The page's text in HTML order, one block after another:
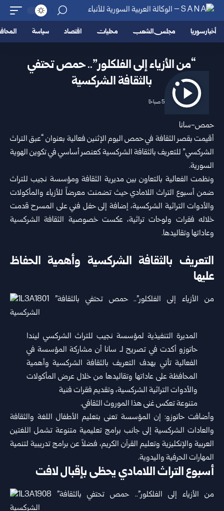
أخبار سوريا مجلس الشعب محليات اقتصاد سياسة
“من الأزياء إلى الفلكلور”.. حمص تحتفي
بالثقافة الشركسية
2026/06/16 5:00 صباحًا
حمص-سانا‏
أقيمت بقصر الثقافة فيحمصاليوم الإثنين فعالية بعنوان “عبق ‏التراث
الشركسي” للتعريف بالثقافة الشركسية كعنصر أساسي في تكوين ‏الهوية
السورية‎.‎
ونظمت الفعالية بالتعاون بين مديرية الثقافة ومؤسسة نجيب للتراث
ضمن ‏أسبوع التراث اللاماديحيث تضمنت معرضاً للأزياء والمأكولات
‏والأدوات التراثية الشركسية، إضافة إلى حفل فني على المسرح قدمت
‏خلاله فقرات ولوحات تراثية، عكست خصوصية الثقافة الشركسية
‏وعاداتها وتقاليدها‎.‎
التعريف بالثقافة الشركسية وأهمية الحفاظ
عليها
المديرة التنفيذية لمؤسسة نجيب للتراث الشركسي ليندا
حاتوزو أكدت في ‏تصريح لـ سانا أن مشاركة المؤسسة في
الفعالية تأتي بهدف التعريف ‏بالثقافة الشركسية وأهمية
المحافظة على عاداتها وتقاليدها من خلال ‏عرض المأكولات
والأدوات التراثية الشركسية، وتقديم فقرات فنية ‏
متنوعة تعكس غنى هذا الموروث الثقافي‎.‎
وأضافت حاتوزو: إن المؤسسة تعنى بتعليم الأطفال اللغة والثقافة
‏والعادات الشركسية إلى جانب برامج تعليمية متنوعة تشمل اللغتين
‏العربية والإنكليزية وتعليم القرآن الكريم، فضلاً عن برامج تدريبية لتنمية
‏المهارات الحرفية واليدوية‎.‎
أسبوع التراث اللامادي يحظى بإقبال لافت